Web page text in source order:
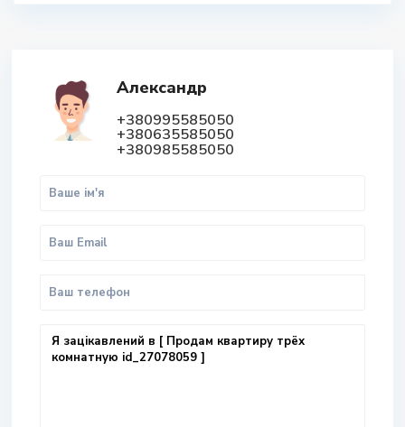
Александр
+380995585050
+380635585050
+380985585050